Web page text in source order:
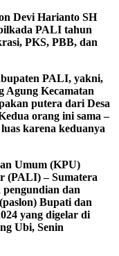
Devi Harianto SH
PALI tahun
PKS, PBB, dan
PALI, yakni,
Agung Kecamatan
putera dari Desa
orang ini sama –
karena keduanya
Umum (KPU)
(PALI) – Sumatera
dan
Bupati dan
yang digelar di
Ubi, Senin